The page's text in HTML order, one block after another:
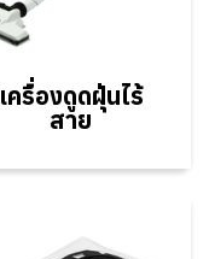
เครื่องดูดฝุ่นไร้
สาย